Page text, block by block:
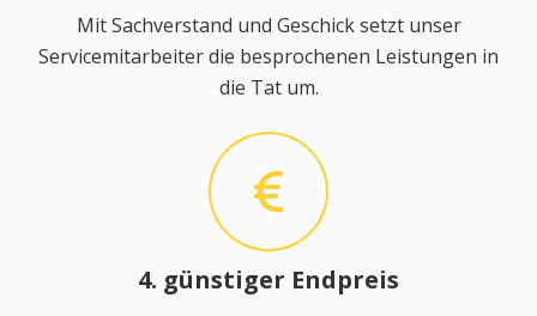
Mit Sachverstand und Geschick setzt unser
Servicemitarbeiter die besprochenen Leistungen in
die Tat um.
4. günstiger Endpreis